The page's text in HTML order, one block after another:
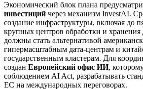
Экономический блок плана
инвестиций через механизм InvestAI.
создание инфраструктуры, включая до
крупных центров обработки и
должны стать альтернативой
гипермасштабным дата-центрам и
государственным кластерам. Для
создан Европейский офис ИИ,
соблюдением AI Act, разрабатывать
ЕС на международных переговорах.